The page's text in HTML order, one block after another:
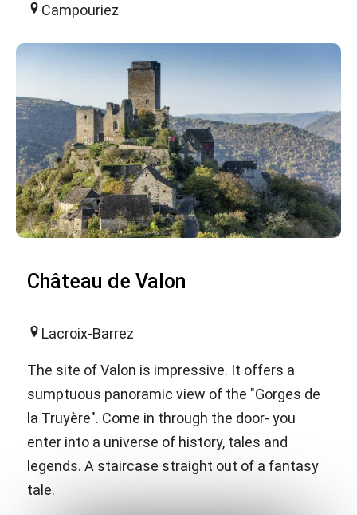
Campouriez
Château de Valon
Lacroix-Barrez
The site of Valon is impressive. It offers a
sumptuous panoramic view of the "Gorges de
la Truyère". Come in through the door- you
enter into a universe of history, tales and
legends. A staircase straight out of a fantasy
tale.